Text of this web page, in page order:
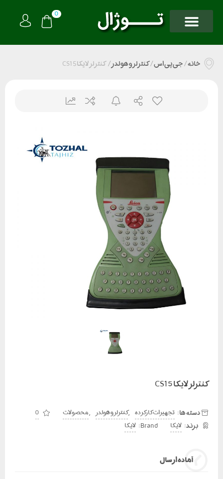
0
خانه/جی پی اس/کنترلر و هولدر/ کنترلر لایکا CS15
کنترلر لایکا CS15
دسته ها: تجهیزات کارکرده ,کنترلر و هولدر ,محصولات 0
لایکا Brand: لایکا
آماده ارسال